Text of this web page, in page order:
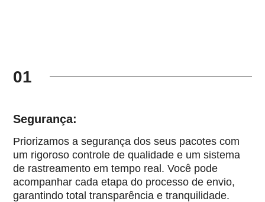
01
Segurança:
Priorizamos a segurança dos seus pacotes com
um rigoroso controle de qualidade e um sistema
de rastreamento em tempo real. Você pode
acompanhar cada etapa do processo de envio,
garantindo total transparência e tranquilidade.